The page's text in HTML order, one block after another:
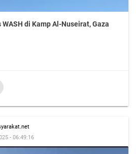
di Kamp Al-Nuseirat, Gaza
- 06:49:16